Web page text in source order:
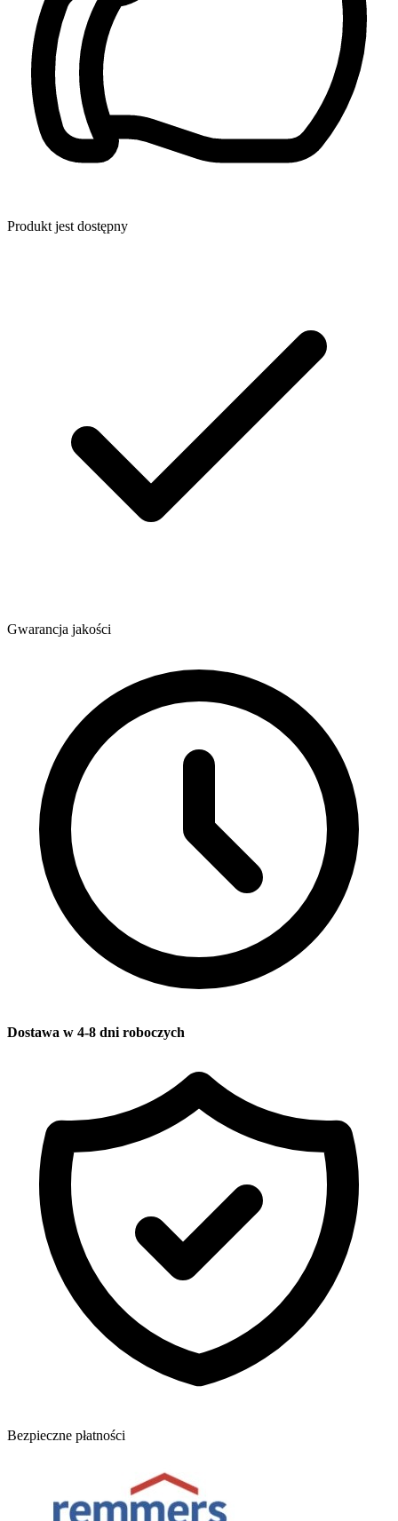
Produkt jest dostępny
Gwarancja jakości
Dostawa w 4-8 dni roboczych
Bezpieczne płatności